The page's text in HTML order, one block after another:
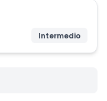
Intermedio